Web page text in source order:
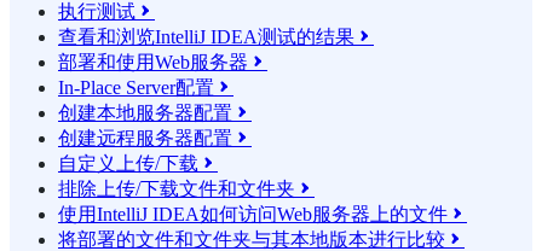
执行测试 
查看和浏览IntelliJ IDEA测试的结果 
部署和使用Web服务器 
In-Place Server配置 
创建本地服务器配置 
创建远程服务器配置 
自定义上传/下载 
排除上传/下载文件和文件夹 
使用IntelliJ IDEA如何访问Web服务器上的文件 
将部署的文件和文件夹与其本地版本进行比较 